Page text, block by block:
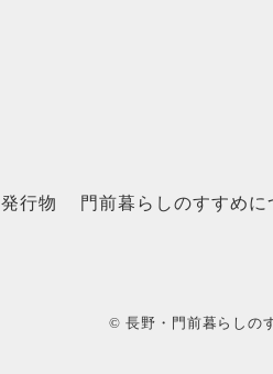
発行物 門前暮らしのすすめに
© 長野・門前暮らしの